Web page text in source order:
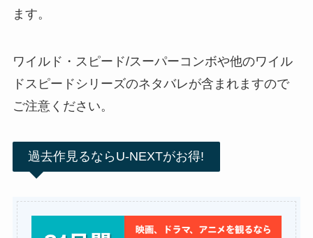
ます。
ワイルド・スピード/スーパーコンボや他のワイル
ドスピードシリーズのネタバレが含まれますので
ご注意ください。
過去作見るならU-NEXTがお得!